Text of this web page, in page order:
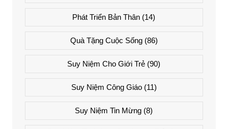
Phát Triển Bản Thân (14)
Quà Tặng Cuộc Sống(86)
Suy Niệm Cho Giới Trẻ (90)
Suy Niệm Công Giáo(11)
Suy Niệm Tin Mừng (8)